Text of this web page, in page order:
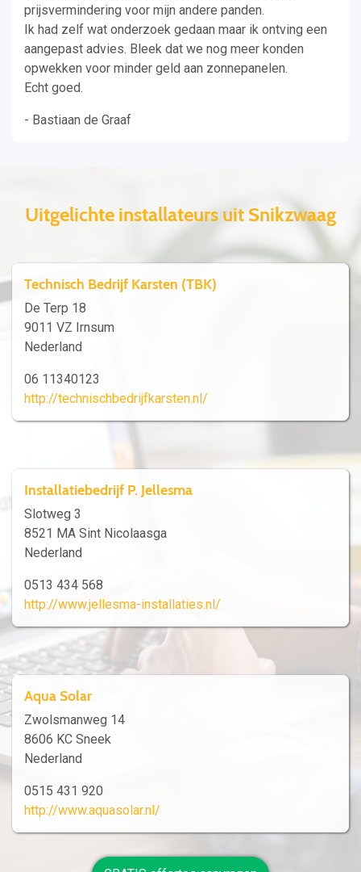
prijsvermindering voor mijn andere panden.
Ik had zelf wat onderzoek gedaan maar ik ontving een
aangepast advies. Bleek dat we nog meer konden
opwekken voor minder geld aan zonnepanelen.
Echt goed.
- Bastiaan de Graaf
Uitgelichte installateurs uit Snikzwaag
Technisch Bedrijf Karsten (TBK)
De Terp 18
9011 VZ Irnsum
Nederland
06 11340123
http://technischbedrijfkarsten.nl/
Installatiebedrijf P. Jellesma
Slotweg 3
8521 MA Sint Nicolaasga
Nederland
0513 434 568
http://www.jellesma-installaties.nl/
Aqua Solar
Zwolsmanweg 14
8606 KC Sneek
Nederland
0515 431 920
http://www.aquasolar.nl/